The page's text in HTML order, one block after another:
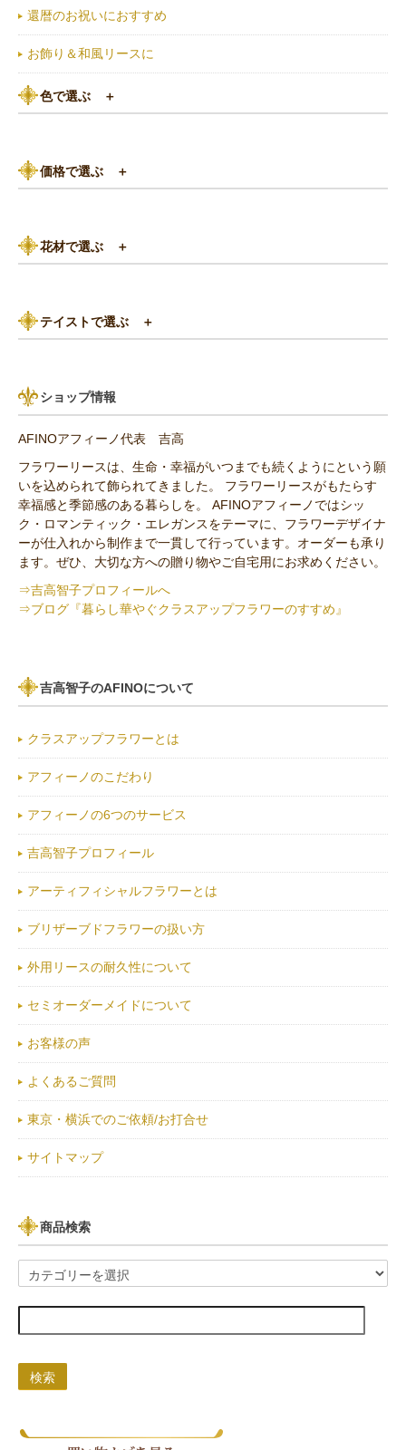
還暦のお祝いにおすすめ
お飾り＆和風リースに
色で選ぶ ＋
黄色・オレンジ系
赤（レッド）系
グリーン（緑色）系
価格で選ぶ ＋
3,000円～5,000円
8,000円～10,000円
花材で選ぶ ＋
あじさい
ひまわり
その他の花材
セミオーダー作品
テイストで選ぶ ＋
アンティーク
ショップ情報
AFINOアフィーノ代表 吉高
フラワーリースは、生命・幸福がいつまでも続くようにという願
いを込められて飾られてきました。 フラワーリースがもたらす
幸福感と季節感のある暮らしを。 AFINOアフィーノではシッ
ク・ロマンティック・エレガンスをテーマに、フラワーデザイナ
ーが仕入れから制作まで一貫して行っています。オーダーも承り
ます。ぜひ、大切な方への贈り物やご自宅用にお求めください。
⇒吉高智子プロフィールへ
⇒ブログ『暮らし華やぐクラスアップフラワーのすすめ』
吉高智子のAFINOについて
クラスアップフラワーとは
アフィーノのこだわり
アフィーノの6つのサービス
吉高智子プロフィール
アーティフィシャルフラワーとは
ブリザーブドフラワーの扱い方
外用リースの耐久性について
セミオーダーメイドについて
お客様の声
よくあるご質問
東京・横浜でのご依頼/お打合せ
サイトマップ
商品検索
検索